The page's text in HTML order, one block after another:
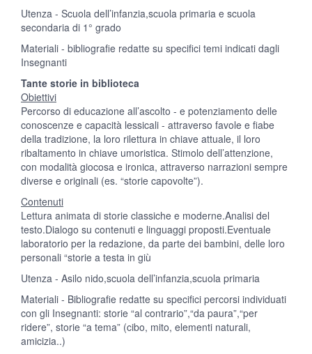
Utenza - Scuola dell’infanzia,scuola primaria e scuola
secondaria di 1° grado
Materiali - bibliografie redatte su specifici temi indicati dagli
Insegnanti
Tante storie in biblioteca
Obiettivi
Percorso di educazione all’ascolto - e potenziamento delle
conoscenze e capacità lessicali - attraverso favole e fiabe
della tradizione, la loro rilettura in chiave attuale, il loro
ribaltamento in chiave umoristica. Stimolo dell’attenzione,
con modalità giocosa e ironica, attraverso narrazioni sempre
diverse e originali (es. “storie capovolte”).
Contenuti
Lettura animata di storie classiche e moderne.Analisi del
testo.Dialogo su contenuti e linguaggi proposti.Eventuale
laboratorio per la redazione, da parte dei bambini, delle loro
personali “storie a testa in giù
Utenza - Asilo nido,scuola dell’infanzia,scuola primaria
Materiali - Bibliografie redatte su specifici percorsi individuati
con gli Insegnanti: storie “al contrario”,“da paura”,“per
ridere”, storie “a tema” (cibo, mito, elementi naturali,
amicizia..)